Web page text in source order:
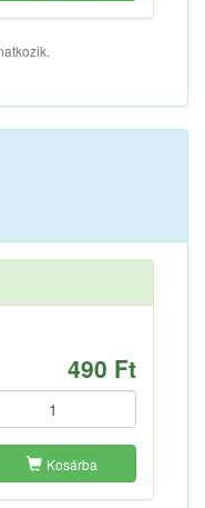
490 Ft
Kosárba